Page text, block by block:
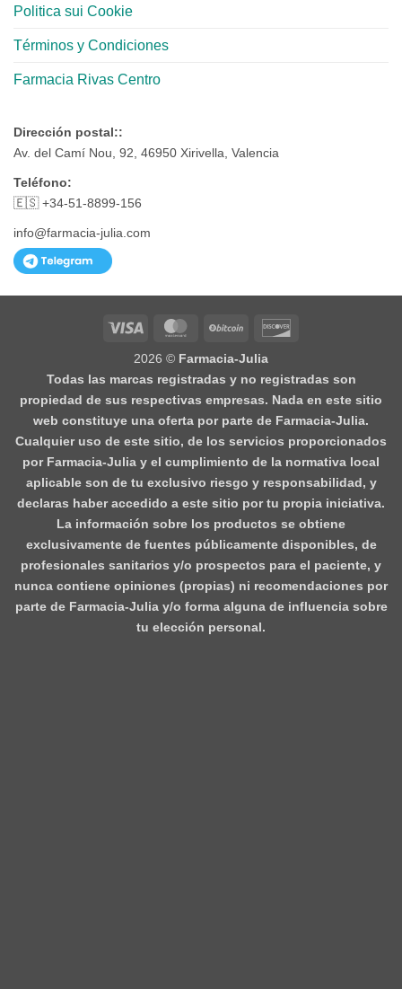
Politica sui Cookie
Términos y Condiciones
Farmacia Rivas Centro
Dirección postal::
Av. del Camí Nou, 92, 46950 Xirivella, Valencia
Teléfono:
🇪🇸 +34-51-8899-156
info@farmacia-julia.com
Visa MasterCardBitCoin
2026 © Farmacia-Julia
Todas las marcas registradas y no registradas son
propiedad de sus respectivas empresas. Nada en este sitio
web constituye una oferta por parte de Farmacia-Julia.
Cualquier uso de este sitio, de los servicios proporcionados
por Farmacia-Julia y el cumplimiento de la normativa local
aplicable son de tu exclusivo riesgo y responsabilidad, y
declaras haber accedido a este sitio por tu propia iniciativa.
La información sobre los productos se obtiene
exclusivamente de fuentes públicamente disponibles, de
profesionales sanitarios y/o prospectos para el paciente, y
nunca contiene opiniones (propias) ni recomendaciones por
parte de Farmacia-Julia y/o forma alguna de influencia sobre
tu elección personal.